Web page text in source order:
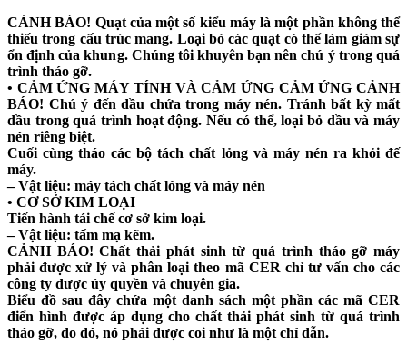
CẢNH BÁO! Quạt của một số kiểu máy là một phần không thể
thiếu trong cấu trúc mang. Loại bỏ các quạt có thể làm giảm sự
ổn định của khung. Chúng tôi khuyên bạn nên chú ý trong quá
trình tháo gỡ.
• CẢM ỨNG MÁY TÍNH VÀ CẢM ỨNG CẢM ỨNG CẢNH
BÁO! Chú ý đến dầu chứa trong máy nén. Tránh bất kỳ mất
dầu trong quá trình hoạt động. Nếu có thể, loại bỏ dầu và máy
nén riêng biệt.
Cuối cùng tháo các bộ tách chất lỏng và máy nén ra khỏi đế
máy.
– Vật liệu: máy tách chất lỏng và máy nén
• CƠ SỞ KIM LOẠI
Tiến hành tái chế cơ sở kim loại.
– Vật liệu: tấm mạ kẽm.
CẢNH BÁO! Chất thải phát sinh từ quá trình tháo gỡ máy
phải được xử lý và phân loại theo mã CER chỉ tư vấn cho các
công ty được ủy quyền và chuyên gia.
Biểu đồ sau đây chứa một danh sách một phần các mã CER
điển hình được áp dụng cho chất thải phát sinh từ quá trình
tháo gỡ, do đó, nó phải được coi như là một chỉ dẫn.